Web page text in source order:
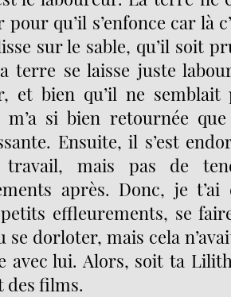
qu’il s’enfonce car là
sur le sable, qu’il soit
terre se laisse juste
et bien qu’il ne semblait
m’a si bien retournée
Ensuite, il s’est
mais pas de
après. Donc, je
effleurements, se
se dorloter, mais cela
avec lui. Alors, soit ta
des films.